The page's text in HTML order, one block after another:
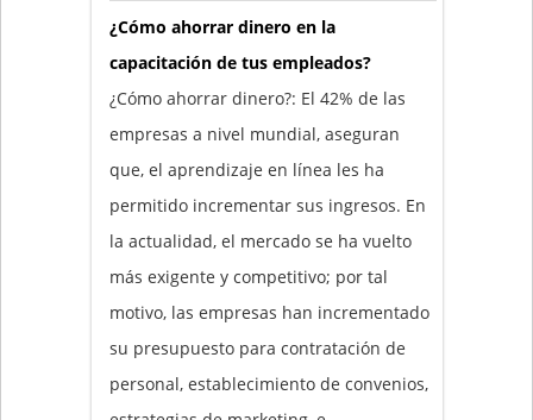
¿Cómo ahorrar dinero en la
capacitación de tus empleados?
¿Cómo ahorrar dinero?: El 42% de las
empresas a nivel mundial, aseguran
que, el aprendizaje en línea les ha
permitido incrementar sus ingresos. En
la actualidad, el mercado se ha vuelto
más exigente y competitivo; por tal
motivo, las empresas han incrementado
su presupuesto para contratación de
personal, establecimiento de convenios,